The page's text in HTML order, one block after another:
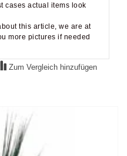
cases actual items look
this article, we are at
more pictures if needed
Zum Vergleich hinzufügen